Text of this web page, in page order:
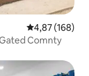
4,87 ud af 5 i
4,87 (168)
Comnty